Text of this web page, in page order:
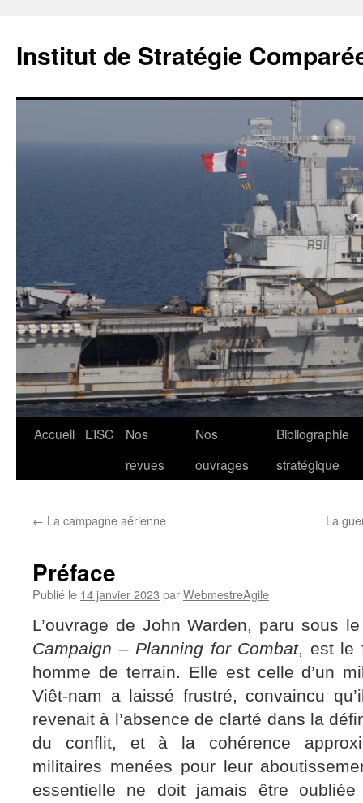
Institut de Stratégie
Aller
Accueil L’ISC
Nos
revues
Nos
ouvrages
Bibliographie
stratégique
← La campagne aérienne La
Préface
Publié le 14 janvier 2023 parWebmestreAgile
L’ouvrage de John Warden, paru sous
Campaign – Planning for Combat, est le
homme de terrain. Elle est celle d’un
Viêt-nam a laissé frustré, convaincu
revenait à l’absence de clarté dans la
du conflit, et à la cohérence
militaires menées pour leur
essentielle ne doit jamais être